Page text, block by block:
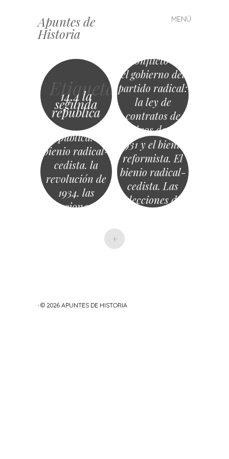
Apuntes de
Historia
MENÚ
Saltar
al
Etiqueta
14.4 la
segunda
republica
El conflicto con
el gobierno del
partido radical:
la ley de
contratos de
cultivos de 1934
14.4.- la
segunda
república: el
bienio radical-
cedista. la
revolución de
1934. las
elecciones de
13.1. La
Constitución de
1931 y el bienio
reformista. El
bienio radical-
cedista. Las
elecciones de
+
· © 2026 APUNTES DE HISTORIA